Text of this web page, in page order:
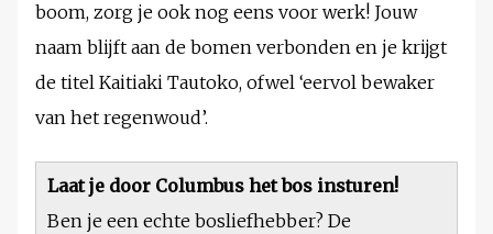
boom, zorg je ook nog eens voor werk! Jouw
naam blijft aan de bomen verbonden en je krijgt
de titel Kaitiaki Tautoko, ofwel ‘eervol bewaker
van het regenwoud’.
Laat je door Columbus het bos insturen!
Ben je een echte bosliefhebber? De